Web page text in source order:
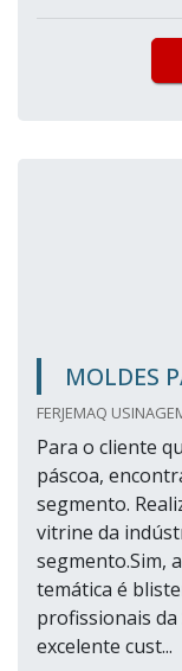
MOLDES
FERJEMAQ
Para o cliente
páscoa,
segmento.
vitrine da
segmento.Sim,
temática é
profissionais da
excelente cust...